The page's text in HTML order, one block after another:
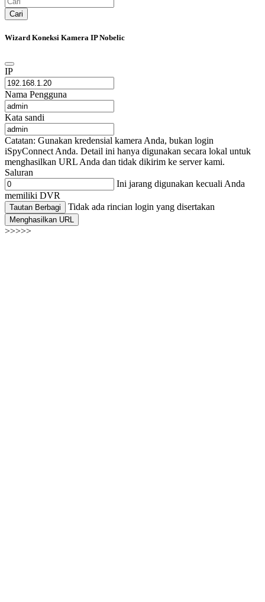
Cari
Wizard Koneksi Kamera IP Nobelic
IP
Nama Pengguna
Kata sandi
Catatan: Gunakan kredensial kamera Anda, bukan login
iSpyConnect Anda. Detail ini hanya digunakan secara lokal untuk
menghasilkan URL Anda dan tidak dikirim ke server kami.
Saluran
Ini jarang digunakan kecuali Anda
memiliki DVR
Tautan Berbagi Tidak ada rincian login yang disertakan
Menghasilkan URL
>>>>>